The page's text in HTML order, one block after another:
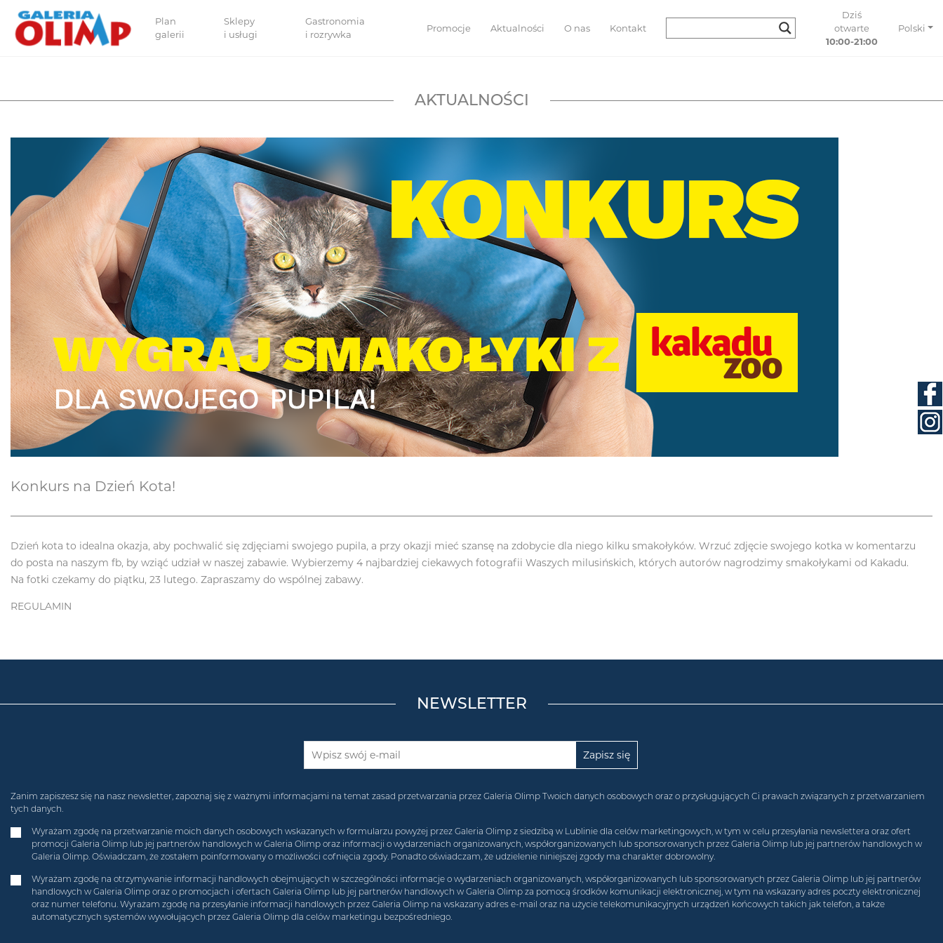
Plan
galerii
Sklepy
i usługi
Gastronomia
i rozrywka
Promocje Aktualności O nas Kontakt
Dziś
otwarte
10:00-21:00
Polski
AKTUALNOŚCI
Konkurs na Dzień Kota!
Dzień kota to idealna okazja, aby pochwalić się zdjęciami swojego pupila, a przy okazji mieć szansę na zdobycie dla niego kilku smakołyków. Wrzuć zdjęcie swojego kotka w komentarzu
do posta na naszym fb, by wziąć udział w naszej zabawie. Wybierzemy 4 najbardziej ciekawych fotografii Waszych milusińskich, których autorów nagrodzimy smakołykami od Kakadu.
Na fotki czekamy do piątku, 23 lutego. Zapraszamy do wspólnej zabawy.
REGULAMIN
NEWSLETTER
Zanim zapiszesz się na nasz newsletter, zapoznaj się z ważnymi informacjami na temat zasad przetwarzania przez Galeria Olimp Twoich danych osobowych oraz o przysługujących Ci prawach związanych z przetwarzaniem
tych danych.
Wyrażam zgodę na przetwarzanie moich danych osobowych wskazanych w formularzu powyżej przez Galeria Olimp z siedzibą w Lublinie dla celów marketingowych, w tym w celu przesyłania newslettera oraz ofert
promocji Galeria Olimp lub jej partnerów handlowych w Galeria Olimp oraz informacji o wydarzeniach organizowanych, współorganizowanych lub sponsorowanych przez Galeria Olimp lub jej partnerów handlowych w
Galeria Olimp. Oświadczam, że zostałem poinformowany o możliwości cofnięcia zgody. Ponadto oświadczam, że udzielenie niniejszej zgody ma charakter dobrowolny.
Wyrażam zgodę na otrzymywanie informacji handlowych obejmujących w szczególności informacje o wydarzeniach organizowanych, współorganizowanych lub sponsorowanych przez Galeria Olimp lub jej partnerów
handlowych w Galeria Olimp oraz o promocjach i ofertach Galeria Olimp lub jej partnerów handlowych w Galeria Olimp za pomocą środków komunikacji elektronicznej, w tym na wskazany adres poczty elektronicznej
oraz numer telefonu. Wyrażam zgodę na przesyłanie informacji handlowych przez Galeria Olimp na wskazany adres e-mail oraz na użycie telekomunikacyjnych urządzeń końcowych takich jak telefon, a także
automatycznych systemów wywołujących przez Galeria Olimp dla celów marketingu bezpośredniego.